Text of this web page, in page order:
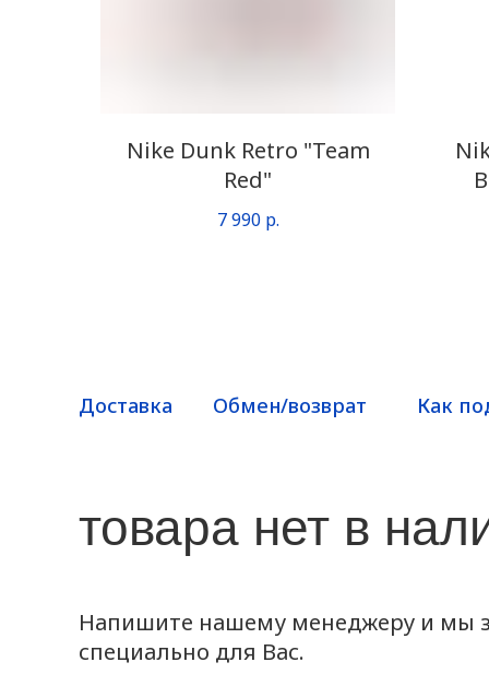
Nike Dunk Retro "Team
Red"
7 990 р.
Доставка Обмен/возврат Как
товара нет в
Напишите нашему менеджеру и мы
специально для Вас.